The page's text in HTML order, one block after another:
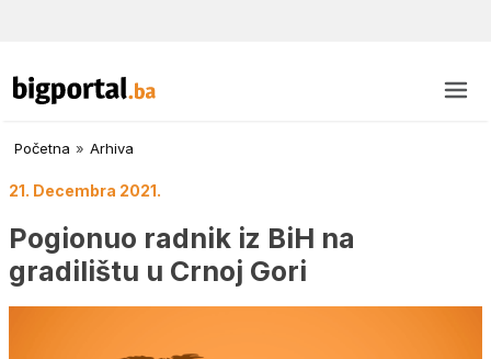
Početna » Arhiva
21. Decembra 2021.
Pogionuo radnik iz BiH na
gradilištu u Crnoj Gori